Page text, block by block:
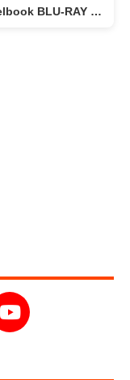
Scream 4 actuellement en combo Steelbook BLU-RAY 4K + BLU-RAY